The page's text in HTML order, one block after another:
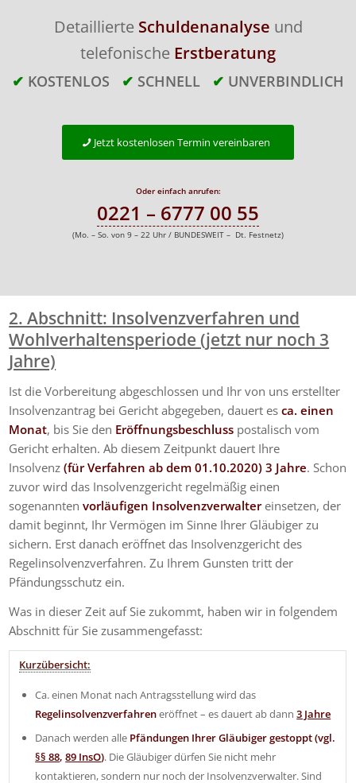
Detaillierte Schuldenanalyse und
telefonische Erstberatung
✔ KOSTENLOS ✔ SCHNELL ✔ UNVERBINDLICH
Jetzt kostenlosen Termin vereinbaren
Oder einfach anrufen:
0221 – 6777 00 55
(Mo. – So. von 9 – 22 Uhr / BUNDESWEIT – Dt. Festnetz)
2. Abschnitt: Insolvenzverfahren und
Wohlverhaltensperiode (jetzt nur noch 3
Jahre)
Ist die Vorbereitung abgeschlossen und Ihr von uns erstellter
Insolvenzantrag bei Gericht abgegeben, dauert esca. einen
Monat, bis Sie den Eröffnungsbeschluss postalisch vom
Gericht erhalten. Ab diesem Zeitpunkt dauert Ihre
Insolvenz (für Verfahren ab dem 01.10.2020) 3 Jahre. Schon
zuvor wird das Insolvenzgericht regelmäßig einen
sogenanntenvorläufigen Insolvenzverwaltereinsetzen, der
damit beginnt, Ihr Vermögen im Sinne Ihrer Gläubiger zu
sichern. Erst danach eröffnet das Insolvenzgericht des
Regelinsolvenzverfahren. Zu Ihrem Gunsten tritt der
Pfändungsschutz ein.
Was in dieser Zeit auf Sie zukommt, haben wir in folgendem
Abschnitt für Sie zusammengefasst:
Kurzübersicht:
Ca. einen Monat nach Antragsstellung wird das
Regelinsolvenzverfahreneröffnet – es dauert ab dann3 Jahre
Danach werden alle Pfändungen Ihrer Gläubiger gestoppt (vgl.
§§ 88,89 InsO). Die Gläubiger dürfen Sie nicht mehr
kontaktieren, sondern nur noch der Insolvenzverwalter. Sind